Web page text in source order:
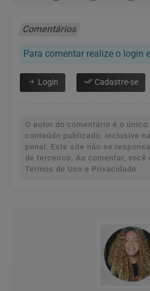
Comentários
Para comentar realize o login
Login Cadastre-se
O autor do comentário é o
conteúdo publicado, inclusive
penal. Este site não se
de terceiros. Ao comentar, você
Termos de Uso e Privacidade.